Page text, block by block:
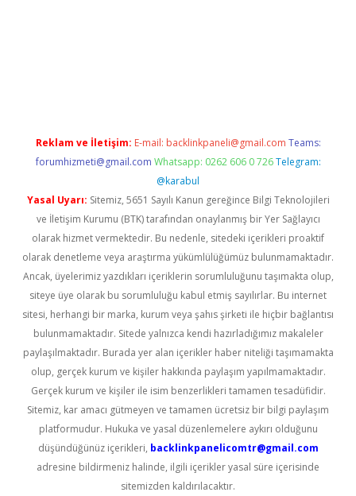
Reklam ve İletişim: E-mail: backlinkpaneli@gmail.com Teams:
forumhizmeti@gmail.com Whatsapp: 0262 606 0 726 Telegram:
@karabul
Yasal Uyarı: Sitemiz, 5651 Sayılı Kanun gereğince Bilgi Teknolojileri
ve İletişim Kurumu (BTK) tarafından onaylanmış bir Yer Sağlayıcı
olarak hizmet vermektedir. Bu nedenle, sitedeki içerikleri proaktif
olarak denetleme veya araştırma yükümlülüğümüz bulunmamaktadır.
Ancak, üyelerimiz yazdıkları içeriklerin sorumluluğunu taşımakta olup,
siteye üye olarak bu sorumluluğu kabul etmiş sayılırlar. Bu internet
sitesi, herhangi bir marka, kurum veya şahıs şirketi ile hiçbir bağlantısı
bulunmamaktadır. Sitede yalnızca kendi hazırladığımız makaleler
paylaşılmaktadır. Burada yer alan içerikler haber niteliği taşımamakta
olup, gerçek kurum ve kişiler hakkında paylaşım yapılmamaktadır.
Gerçek kurum ve kişiler ile isim benzerlikleri tamamen tesadüfidir.
Sitemiz, kar amacı gütmeyen ve tamamen ücretsiz bir bilgi paylaşım
platformudur. Hukuka ve yasal düzenlemelere aykırı olduğunu
düşündüğünüz içerikleri, backlinkpanelicomtr@gmail.com
adresine bildirmeniz halinde, ilgili içerikler yasal süre içerisinde
sitemizden kaldırılacaktır.